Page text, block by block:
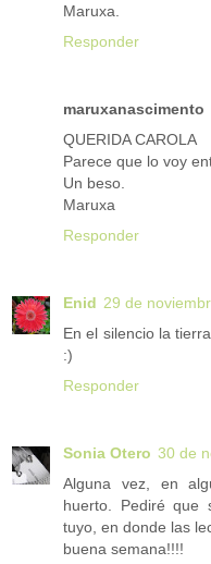
Maruxa.
Responder
maruxanascimento
QUERIDA CAROLA
Parece que lo voy
Un beso.
Maruxa
Responder
Enid 29 de
En el silencio la
:)
Responder
Sonia Otero 30 de
Alguna vez, en
huerto. Pediré que
tuyo, en donde las
buena semana!!!!